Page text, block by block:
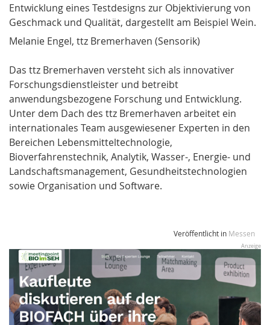
Entwicklung eines Testdesigns zur Objektivierung von
Geschmack und Qualität, dargestellt am Beispiel Wein.
Melanie Engel, ttz Bremerhaven (Sensorik)
Das ttz Bremerhaven versteht sich als innovativer
Forschungsdienstleister und betreibt
anwendungsbezogene Forschung und Entwicklung.
Unter dem Dach des ttz Bremerhaven arbeitet ein
internationales Team ausgewiesener Experten in den
Bereichen Lebensmitteltechnologie,
Bioverfahrenstechnik, Analytik, Wasser-, Energie- und
Landschaftsmanagement, Gesundheitstechnologien
sowie Organisation und Software.
Veröffentlicht in Messen
Anzeige